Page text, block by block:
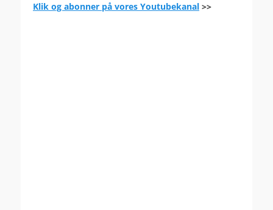
Klik og abonner på vores Youtubekanal >>